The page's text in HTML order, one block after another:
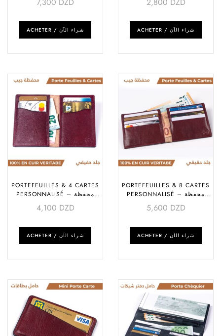
ACHETER / شراء الآن ACHETER / شراء الآن
PORTEFEUILLES & 4 CARTES
PERSONNALISÉ – محفظة
جيب4,100 DZD
ACHETER / شراء الآن
PORTEFEUILLES & 8 CARTES
PERSONNALISÉ – محفظة
جيب
5,600 DZD
ACHETER / شراء الآن